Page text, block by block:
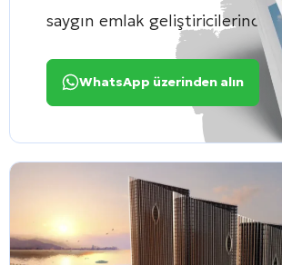
saygın emlak geliştiricilerinden
WhatsApp üzerinden alın